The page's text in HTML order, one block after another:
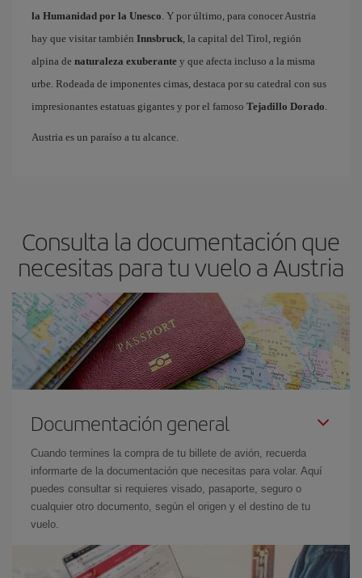
la Humanidad por la Unesco . Y por último, para conocer Austria
hay que visitar también Innsbruck , la capital del Tirol, región
alpina de naturaleza exuberante y que afecta incluso a la misma
urbe. Rodeada de imponentes cimas, destaca por su catedral con sus
impresionantes estatuas gigantes y por el famoso Tejadillo Dorado
Austria es un paraíso a tu alcance.
Consulta la documentación que
necesitas para tu vuelo a Austria
Documentación general
Cuando termines la compra de tu billete de avión, recuerda
informarte de la documentación que necesitas para volar. Aquí
puedes consultar si requieres visado, pasaporte, seguro o
cualquier otro documento, según el origen y el destino de tu
vuelo.